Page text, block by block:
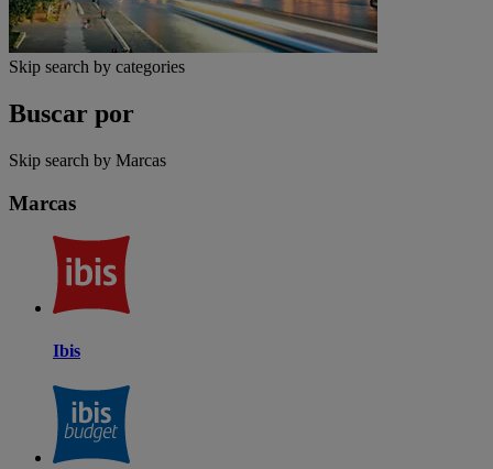
Skip search by categories
Buscar por
Skip search by Marcas
Marcas
Ibis